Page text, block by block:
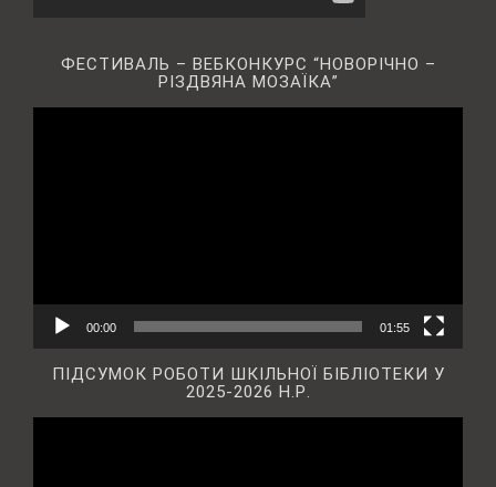
ФЕСТИВАЛЬ – ВЕБКОНКУРС “НОВОРІЧНО –
РІЗДВЯНА МОЗАЇКА”
00:00 01:55
ПІДСУМОК РОБОТИ ШКІЛЬНОЇ БІБЛІОТЕКИ У
2025-2026 Н.Р.